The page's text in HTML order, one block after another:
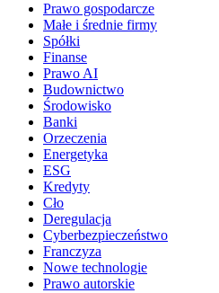
Prawo gospodarcze
Małe i średnie firmy
Spółki
Finanse
Prawo AI
Budownictwo
Środowisko
Banki
Orzeczenia
Energetyka
ESG
Kredyty
Cło
Deregulacja
Cyberbezpieczeństwo
Franczyza
Nowe technologie
Prawo autorskie